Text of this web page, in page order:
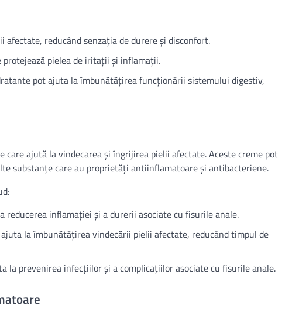
reducând senzația de durere și disconfort.
pielea de iritații și inflamații.
pot ajuta la îmbunătățirea funcționării sistemului digestiv,
ajută la vindecarea și îngrijirea pielii afectate. Aceste creme pot
substanțe care au proprietăți antiinflamatoare și antibacteriene.
reducerea inflamației și a durerii asociate cu fisurile anale.
la îmbunătățirea vindecării pielii afectate, reducând timpul de
la prevenirea infecțiilor și a complicațiilor asociate cu fisurile anale.